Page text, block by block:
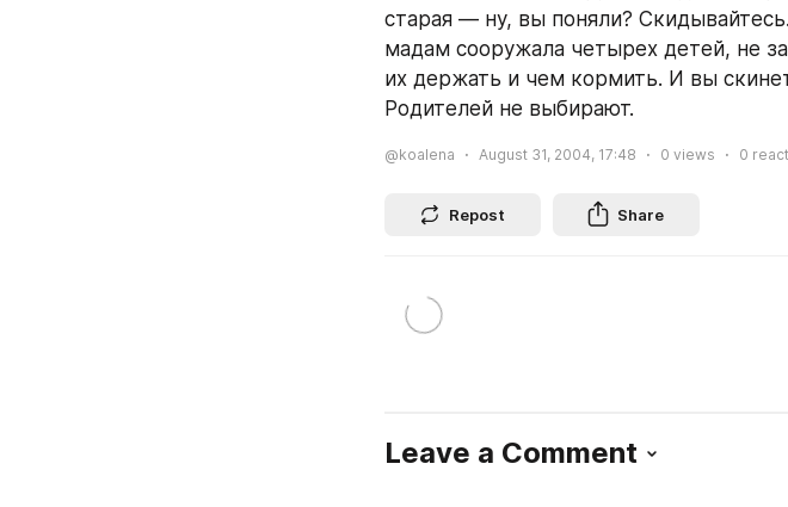
старая — ну, вы поняли?
мадам сооружала четырех детей, не
их держать и чем кормить. И вы
Родителей не выбирают.
@koalena August 31, 2004, 17:48 0 views 0
Repost Share
Leave a Comment